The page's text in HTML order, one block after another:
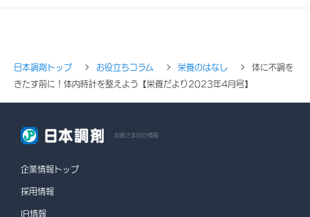
日本調剤トップ お役立ちコラム 栄養のはなし
体に不調を
きたす前に！体内時計を整えよう【栄養だより2023年4月号】
お客さま向け情報
企業情報トップ
採用情報
IR情報